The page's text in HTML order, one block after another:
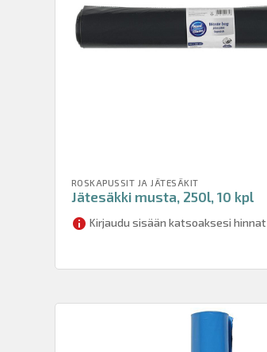
ROSKAPUSSIT JA JÄTESÄKIT
Jätesäkki musta, 250l, 10 kpl
Kirjaudu sisään katsoaksesi hinnat